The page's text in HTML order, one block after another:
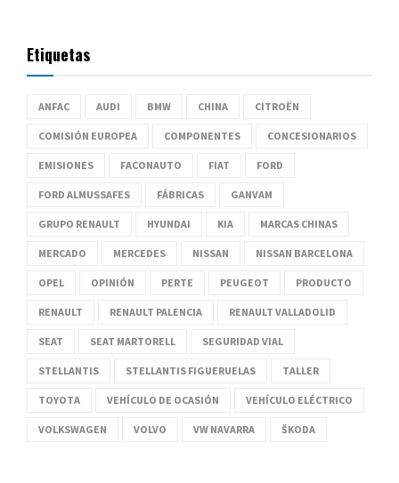
Etiquetas
ANFAC AUDI BMW CHINA CITROËN
COMISIÓN EUROPEA COMPONENTES CONCESIONARIOS
EMISIONES FACONAUTO FIAT FORD
FORD ALMUSSAFES FÁBRICAS GANVAM
GRUPO RENAULT HYUNDAI KIA MARCAS CHINAS
MERCADO MERCEDES NISSAN NISSAN BARCELONA
OPEL OPINIÓN PERTE PEUGEOT PRODUCTO
RENAULT RENAULT PALENCIA RENAULT VALLADOLID
SEAT SEAT MARTORELL SEGURIDAD VIAL
STELLANTIS STELLANTIS FIGUERUELAS TALLER
TOYOTA VEHÍCULO DE OCASIÓN VEHÍCULO ELÉCTRICO
VOLKSWAGEN VOLVO VW NAVARRA ŠKODA